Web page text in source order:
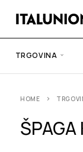
TRGOVINA
HOME